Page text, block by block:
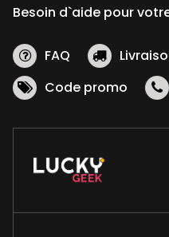
Besoin d`aide pour
FAQ
Code promo